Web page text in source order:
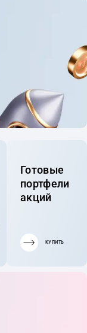
Готовые
портфели
акций
КУПИТЬ